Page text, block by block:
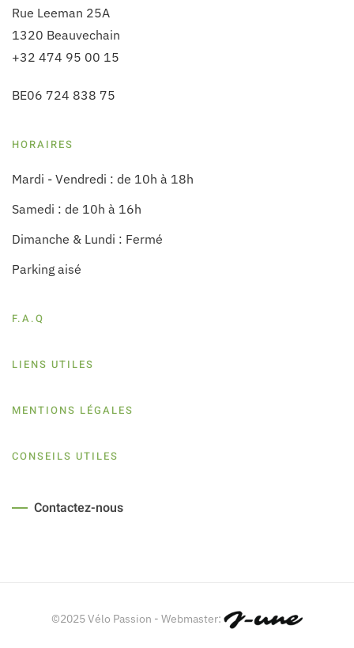
Rue Leeman 25A
1320 Beauvechain
+32 474 95 00 15
BE06 724 838 75
HORAIRES
Mardi - Vendredi : de 10h à 18h
Samedi : de 10h à 16h
Dimanche & Lundi : Fermé
Parking aisé
F.A.Q
LIENS UTILES
MENTIONS LÉGALES
CONSEILS UTILES
Contactez-nous
©2025 Vélo Passion - Webmaster: